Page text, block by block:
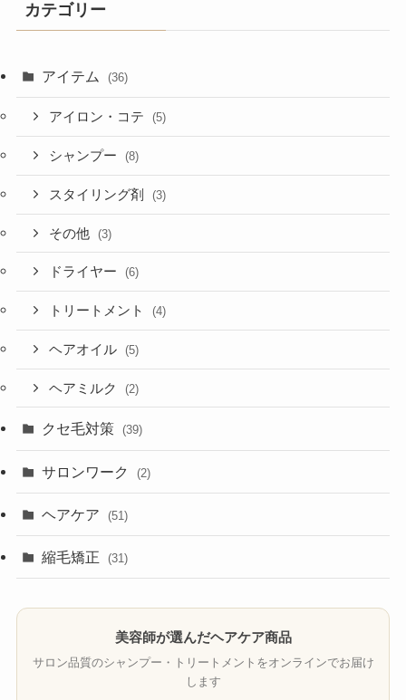
カテゴリー
アイテム (36)
アイロン・コテ (5)
シャンプー (8)
スタイリング剤 (3)
その他 (3)
ドライヤー (6)
トリートメント (4)
ヘアオイル (5)
ヘアミルク (2)
クセ毛対策 (39)
サロンワーク (2)
ヘアケア (51)
縮毛矯正 (31)
美容師が選んだヘアケア商品
サロン品質のシャンプー・トリートメントをオンラインでお届け
します